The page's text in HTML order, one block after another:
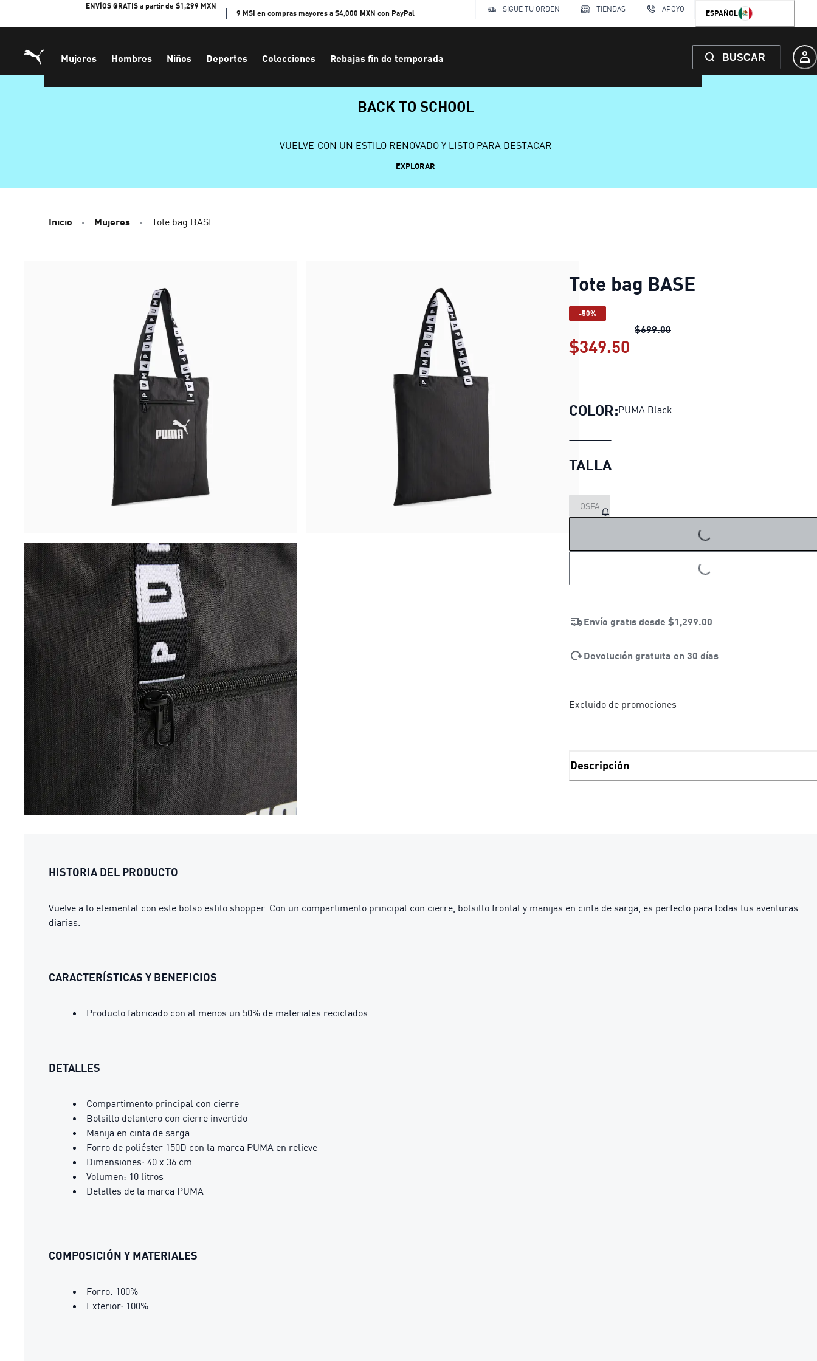
ENVÍOS GRATIS a partir de $1,299 MXN
9 MSI en compras mayores a $4,000 MXN con PayPal
SIGUE TU ORDEN TIENDAS APOYO ESPAÑOL
Mujeres Hombres Niños Deportes Colecciones Rebajas fin de temporada BUSCAR
BACK TO SCHOOL
VUELVE CON UN ESTILO RENOVADO Y LISTO PARA DESTACAR
EXPLORAR
Inicio Mujeres Tote bag BASE
Tote bag BASE
-50%
$699.00Tote bag BASE
$349.50
COLOR:PUMA Black
TALLA
OSFA
LOADING...
LOADING...
Envío gratis desde $1,299.00
Devolución gratuita en 30 días
Excluido de promociones
Descripción
HISTORIA DEL PRODUCTO
Vuelve a lo elemental con este bolso estilo shopper. Con un compartimento principal con cierre, bolsillo frontal y manijas en cinta de sarga, es perfecto para todas tus aventuras
diarias.
CARACTERÍSTICAS Y BENEFICIOS
Producto fabricado con al menos un 50% de materiales reciclados
DETALLES
Compartimento principal con cierre
Bolsillo delantero con cierre invertido
Manija en cinta de sarga
Forro de poliéster 150D con la marca PUMA en relieve
Dimensiones: 40 x 36 cm
Volumen: 10 litros
Detalles de la marca PUMA
COMPOSICIÓN Y MATERIALES
Forro: 100%
Exterior: 100%